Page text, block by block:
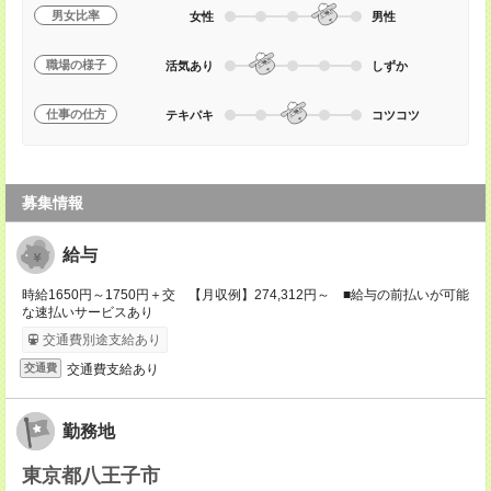
男女比率 女性 男性
職場の様子 活気あり しずか
仕事の仕方 テキパキ コツコツ
募集情報
給与
時給1650円～1750円＋交 【月収例】274,312円～ ■給与の前払いが可能
な速払いサービスあり
交通費別途支給あり
交通費 交通費支給あり
勤務地
東京都八王子市